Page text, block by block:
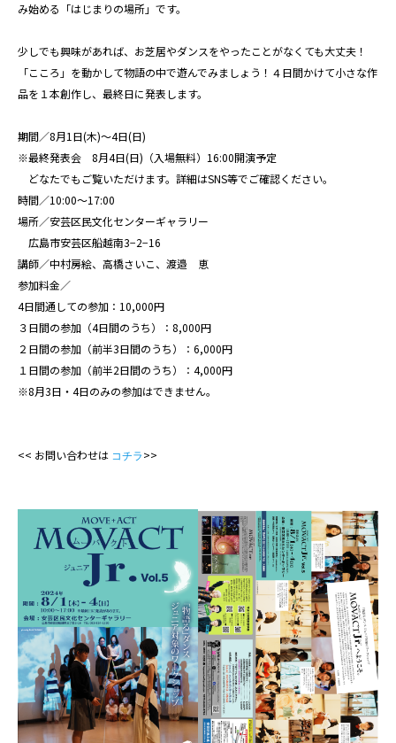
み始める「はじまりの場所」です。
少しでも興味があれば、お芝居やダンスをやったことがなくても大丈夫！
「こころ」を動かして物語の中で遊んでみましょう！４日間かけて小さな作
品を１本創作し、最終日に発表します。
期間／8月1日(木)〜4日(日)
※最終発表会 8月4日(日)（入場無料）16:00開演予定
どなたでもご覧いただけます。詳細はSNS等でご確認ください。
時間／10:00〜17:00
場所／安芸区民文化センターギャラリー
広島市安芸区船越南3−2−16
講師／中村房絵、高橋さいこ、渡邉 恵
参加料金／
4日間通しての参加：10,000円
３日間の参加（4日間のうち）：8,000円
２日間の参加（前半3日間のうち）：6,000円
１日間の参加（前半2日間のうち）：4,000円
※8月3日・4日のみの参加はできません。
<< お問い合わせは コチラ >>